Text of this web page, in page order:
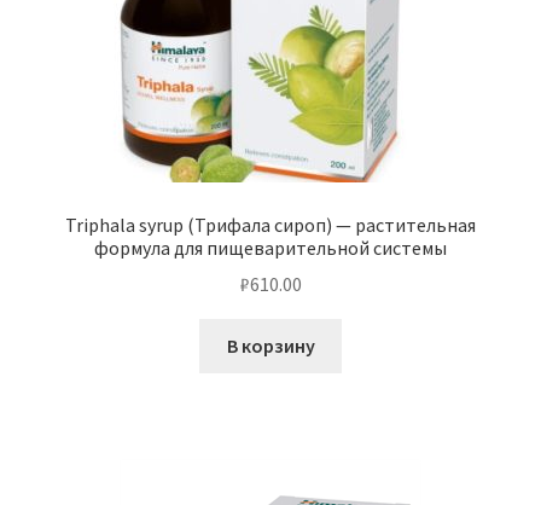
Triphala syrup (Трифала сироп) — растительная
формула для пищеварительной системы
₽610.00
В корзину